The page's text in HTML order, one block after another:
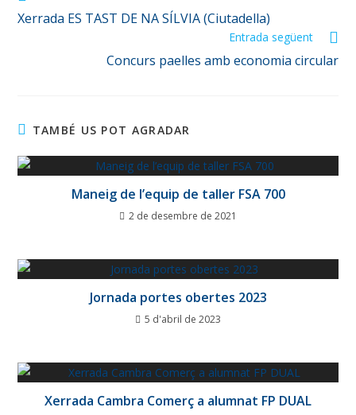
Xerrada ES TAST DE NA SÍLVIA (Ciutadella)
Entrada següent
Concurs paelles amb economia circular
TAMBÉ US POT AGRADAR
Maneig de l’equip de taller FSA 700
2 de desembre de 2021
Jornada portes obertes 2023
5 d'abril de 2023
Xerrada Cambra Comerç a alumnat FP DUAL